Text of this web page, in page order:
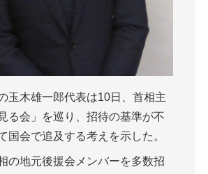
玉木雄一郎代表は10日、首相主
る会」を巡り、招待の基準が不
国会で追及する考えを示した。
の地元後援会メンバーを多数招